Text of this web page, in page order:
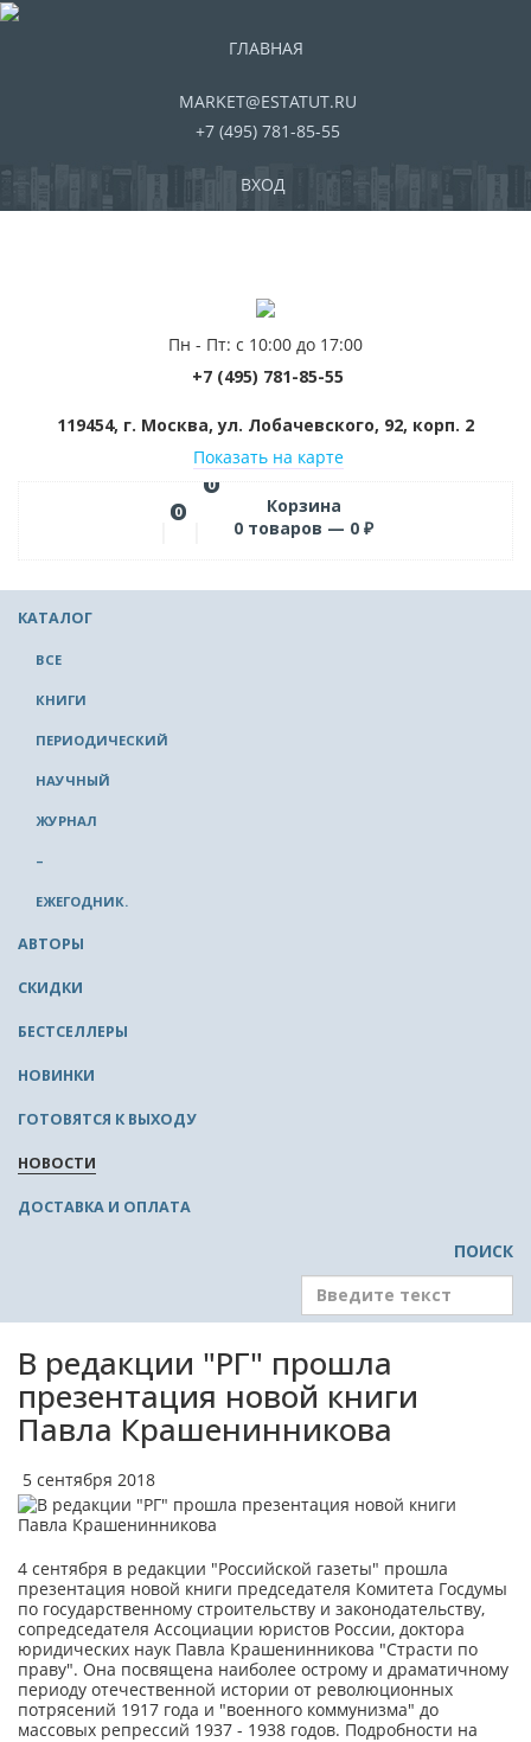
ГЛАВНАЯ
MARKET@ESTATUT.RU
+7 (495) 781-85-55
ВХОД
Пн - Пт: с 10:00 до 17:00
+7 (495) 781-85-55
119454, г. Москва, ул. Лобачевского, 92, корп. 2
Показать на карте
0
0
Корзина
0 товаров — 0 ₽
КАТАЛОГ
ВСЕ
КНИГИ
ПЕРИОДИЧЕСКИЙ
НАУЧНЫЙ
ЖУРНАЛ
–
ЕЖЕГОДНИК.
АВТОРЫ
СКИДКИ
БЕСТСЕЛЛЕРЫ
НОВИНКИ
ГОТОВЯТСЯ К ВЫХОДУ
НОВОСТИ
ДОСТАВКА И ОПЛАТА
ПОИСК
В редакции "РГ" прошла
презентация новой книги
Павла Крашенинникова
5 сентября 2018
4 сентября в редакции "Российской газеты" прошла
презентация новой книги председателя Комитета Госдумы
по государственному строительству и законодательству,
сопредседателя Ассоциации юристов России, доктора
юридических наук Павла Крашенинникова "Страсти по
праву". Она посвящена наиболее острому и драматичному
периоду отечественной истории от революционных
потрясений 1917 года и "военного коммунизма" до
массовых репрессий 1937 - 1938 годов. Подробности на